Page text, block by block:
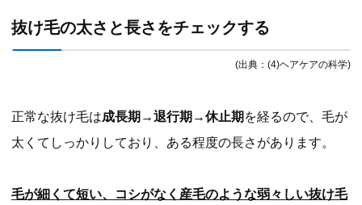
抜け毛の太さと長さをチェックする
(出典：(4)ヘアケアの科学)
正常な抜け毛は成長期→退行期→休止期 を経るので、毛が
太くてしっかりしており、ある程度の長さがあります。
毛が細くて短い、コシがなく産毛のような弱々しい抜け毛